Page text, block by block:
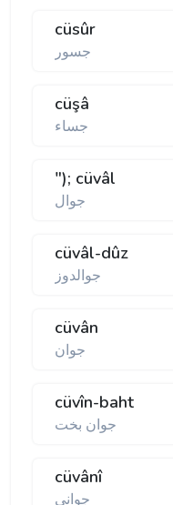
cüsûr
جسور
cüşâ
جساء
"); cüvâl
جوال
cüvâl-dûz
جوالدوز
cüvân
جوان
cüvîn-baht
جوان بخت
cüvânî
جوانى